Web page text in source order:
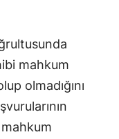
mahkum
olmadığını